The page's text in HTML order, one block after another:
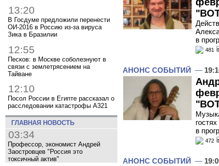
13:20
В Госдуме предложили перенести
ОИ-2016 в Россию из-за вируса
Зика в Бразилии
12:55
Песков: в Москве соболезнуют в
связи с землетрясением на
Тайване
12:10
Посол России в Египте рассказал о
расследовании катастрофы A321
ГЛАВНАЯ НОВОСТЬ
03:34
Профессор, экономист Андрей
Заостровцев "Россия это
токсичный актив"
в
481
АНОНС СОБЫТИЙ —
в
472
АНОНС СОБЫТИЙ —